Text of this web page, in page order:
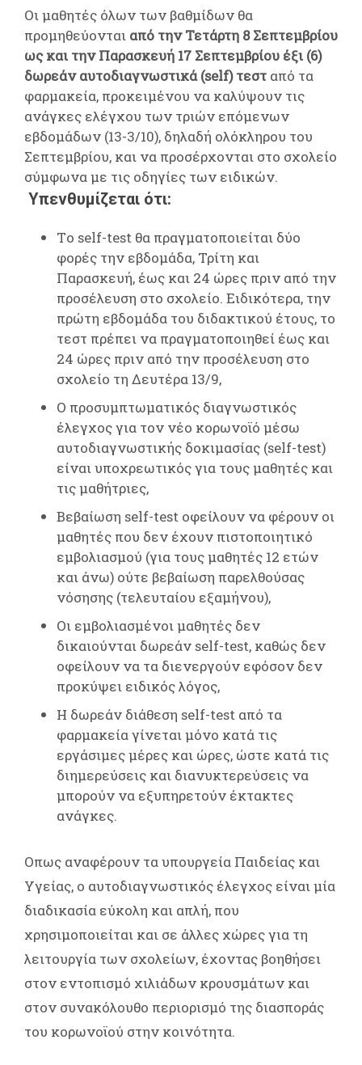
Οι μαθητές όλων των βαθμίδων θα
προμηθεύονται από την Τετάρτη 8 Σεπτεμβρίου
ως και την Παρασκευή 17 Σεπτεμβρίου έξι (6)
δωρεάν αυτοδιαγνωστικά (self) τεστ από τα
φαρμακεία, προκειμένου να καλύψουν τις
ανάγκες ελέγχου των τριών επόμενων
εβδομάδων (13-3/10), δηλαδή ολόκληρου του
Σεπτεμβρίου, και να προσέρχονται στο σχολείο
σύμφωνα με τις οδηγίες των ειδικών.
Υπενθυμίζεται ότι:
Tο self-test θα πραγματοποιείται δύο
φορές την εβδομάδα, Τρίτη και
Παρασκευή, έως και 24 ώρες πριν από την
προσέλευση στο σχολείο. Ειδικότερα, την
πρώτη εβδομάδα του διδακτικού έτους, το
τεστ πρέπει να πραγματοποιηθεί έως και
24 ώρες πριν από την προσέλευση στο
σχολείο τη Δευτέρα 13/9,
Ο προσυμπτωματικός διαγνωστικός
έλεγχος για τον νέο κορωνοϊό μέσω
αυτοδιαγνωστικής δοκιμασίας (self-test)
είναι υποχρεωτικός για τους μαθητές και
τις μαθήτριες,
Βεβαίωση self-test οφείλουν να φέρουν οι
μαθητές που δεν έχουν πιστοποιητικό
εμβολιασμού (για τους μαθητές 12 ετών
και άνω) ούτε βεβαίωση παρελθούσας
νόσησης (τελευταίου εξαμήνου),
Οι εμβολιασμένοι μαθητές δεν
δικαιούνται δωρεάν self-test, καθώς δεν
οφείλουν να τα διενεργούν εφόσον δεν
προκύψει ειδικός λόγος,
Η δωρεάν διάθεση self-test από τα
φαρμακεία γίνεται μόνο κατά τις
εργάσιμες μέρες και ώρες, ώστε κατά τις
διημερεύσεις και διανυκτερεύσεις να
μπορούν να εξυπηρετούν έκτακτες
ανάγκες.
Οπως αναφέρουν τα υπουργεία Παιδείας και
Υγείας, ο αυτοδιαγνωστικός έλεγχος είναι μία
διαδικασία εύκολη και απλή, που
χρησιμοποιείται και σε άλλες χώρες για τη
λειτουργία των σχολείων, έχοντας βοηθήσει
στον εντοπισμό χιλιάδων κρουσμάτων και
στον συνακόλουθο περιορισμό της διασποράς
του κορωνοϊού στην κοινότητα.